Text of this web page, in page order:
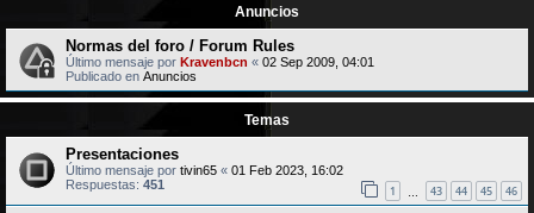
Anuncios
Normas del foro / Forum Rules
Último mensaje por Kravenbcn « 02 Sep 2009, 04:01
Publicado en Anuncios
Temas
Presentaciones
Último mensaje por tivin65 « 01 Feb 2023, 16:02
Respuestas: 451 1 43 44 45 46